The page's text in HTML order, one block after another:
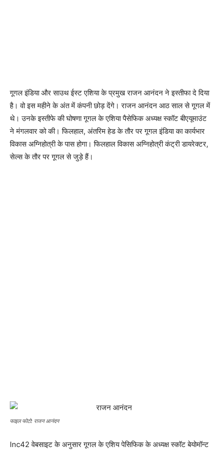
गूगल इंडिया और साउथ ईस्ट एशिया के प्रमुख राजन आनंदन ने इस्तीफा दे दिया
है। वो इस महीने के अंत में कंपनी छोड़ देंगे। राजन आनंदन आठ साल से गूगल में
थे। उनके इस्तीफे की घोषणा गूगल के एशिया पैसेफिक अध्यक्ष स्कॉट बीएयूमाउंट
ने मंगलवार को की। फिलहाल, अंतरिम हेड के तौर पर गूगल इंडिया का कार्यभार
विकास अग्निहोत्री के पास होगा। फिलहाल विकास अग्निहोत्री कंट्री डायरेक्टर,
सेल्स के तौर पर गूगल से जुड़े हैं।
फाइल फोटो: राजन आनंदन
Inc42 वेबसाइट के अनुसार गूगल के एशिय पेसिफिक के अध्यक्ष स्कॉट बेयोमॉन्ट